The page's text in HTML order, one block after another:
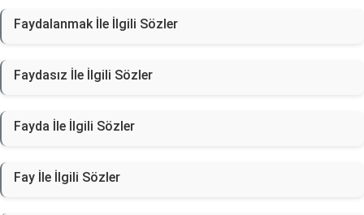
Faydalanmak İle İlgili Sözler
Faydasız İle İlgili Sözler
Fayda İle İlgili Sözler
Fay İle İlgili Sözler